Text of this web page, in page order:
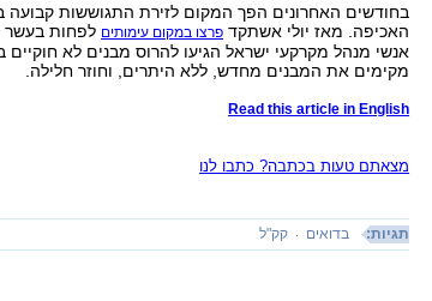
בחודשים האחרונים הפך המקום לזירת התגוששות קבועה
האכיפה. מאז יולי אשתקד פרצו במקום עימותים לפחות בעשר
אנשי מנהל מקרקעי ישראל הגיעו להרוס מבנים לא
מקימים את המבנים מחדש, ללא היתרים, וחוזר חלילה.
Read this article in English
מצאתם טעות בכתבה? כתבו לנו
תגיות: בדואים קק"ל